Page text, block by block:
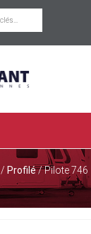
/ Profilé/ Pilote 746